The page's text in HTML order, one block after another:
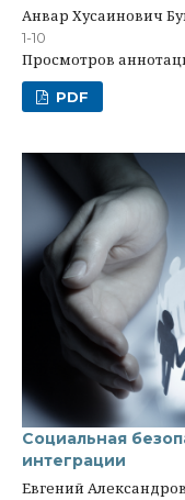
Анвар Хусаинович
1-10
Просмотров
PDF
Социальная
интеграции
Евгений